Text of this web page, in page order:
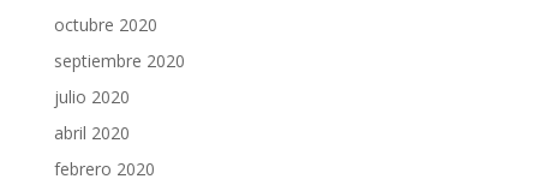
octubre 2020
septiembre 2020
julio 2020
abril 2020
febrero 2020